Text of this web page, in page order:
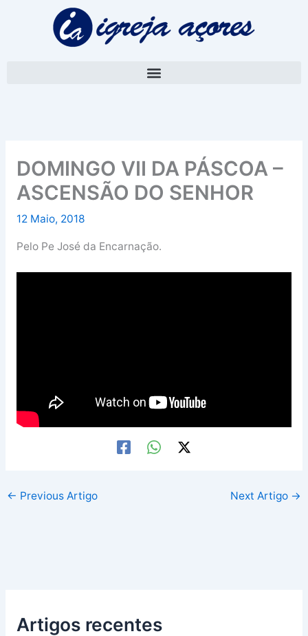
DOMINGO VII DA PÁSCOA –
ASCENSÃO DO SENHOR
12 Maio, 2018
Pelo Pe José da Encarnação.
← Previous Artigo Next Artigo →
Artigos recentes